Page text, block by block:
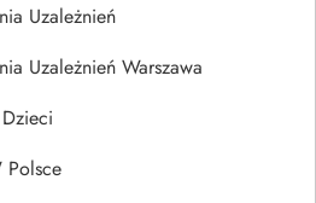
Uzależnień
Uzależnień Warszawa
Polsce